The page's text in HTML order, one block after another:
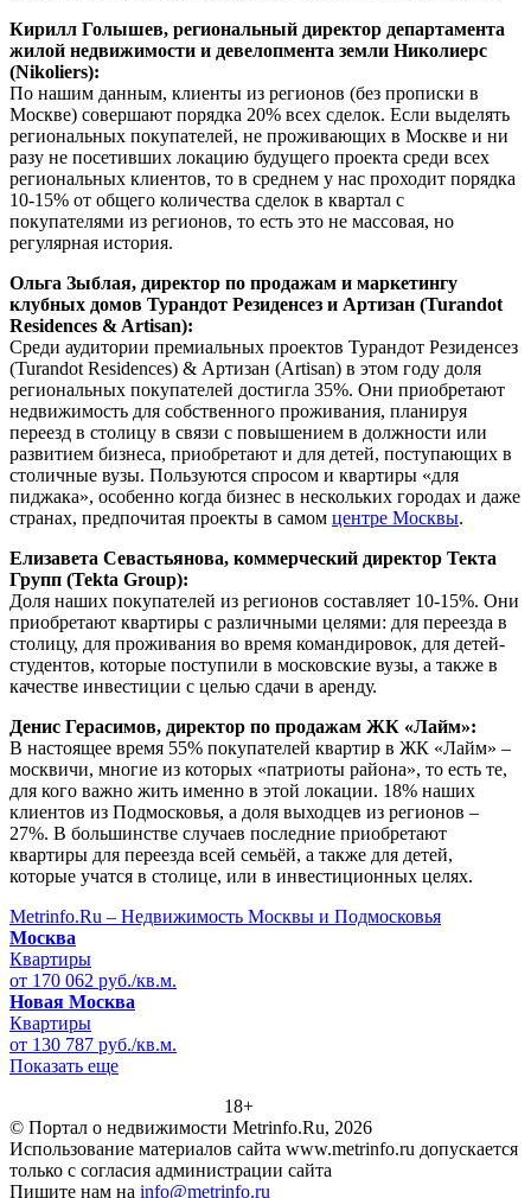
Кирилл Голышев, региональный директор департамента
жилой недвижимости и девелопмента земли Николиерс
(Nikoliers):
По нашим данным, клиенты из регионов (без прописки в
Москве) совершают порядка 20% всех сделок. Если выделять
региональных покупателей, не проживающих в Москве и ни
разу не посетивших локацию будущего проекта среди всех
региональных клиентов, то в среднем у нас проходит порядка
10-15% от общего количества сделок в квартал с
покупателями из регионов, то есть это не массовая, но
регулярная история.
Ольга Зыблая, директор по продажам и маркетингу
клубных домов Турандот Резиденсез и Артизан (Turandot
Residences & Artisan):
Среди аудитории премиальных проектов Турандот Резиденсез
(Turandot Residences) & Артизан (Artisan) в этом году доля
региональных покупателей достигла 35%. Они приобретают
недвижимость для собственного проживания, планируя
переезд в столицу в связи с повышением в должности или
развитием бизнеса, приобретают и для детей, поступающих в
столичные вузы. Пользуются спросом и квартиры «для
пиджака», особенно когда бизнес в нескольких городах и даже
странах, предпочитая проекты в самом центре Москвы.
Елизавета Севастьянова, коммерческий директор Текта
Групп (Tekta Group):
Доля наших покупателей из регионов составляет 10-15%. Они
приобретают квартиры с различными целями: для переезда в
столицу, для проживания во время командировок, для детей-
студентов, которые поступили в московские вузы, а также в
качестве инвестиции с целью сдачи в аренду.
Денис Герасимов, директор по продажам ЖК «Лайм»:
В настоящее время 55% покупателей квартир в ЖК «Лайм» –
москвичи, многие из которых «патриоты района», то есть те,
для кого важно жить именно в этой локации. 18% наших
клиентов из Подмосковья, а доля выходцев из регионов –
27%. В большинстве случаев последние приобретают
квартиры для переезда всей семьёй, а также для детей,
которые учатся в столице, или в инвестиционных целях.
Metrinfo.Ru – Недвижимость Москвы и Подмосковья
Москва
Квартиры
от 170 062 руб./кв.м.
Новая Москва
Квартиры
от 130 787 руб./кв.м.
Показать еще
18+
© Портал о недвижимости Metrinfo.Ru, 2026
Использование материалов сайта www.metrinfo.ru допускается
только с согласия администрации сайта
Пишите нам на info@metrinfo.ru